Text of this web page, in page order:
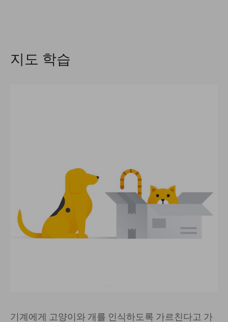
지도 학습
기계에게 고양이와 개를 인식하도록 가르친다고 가